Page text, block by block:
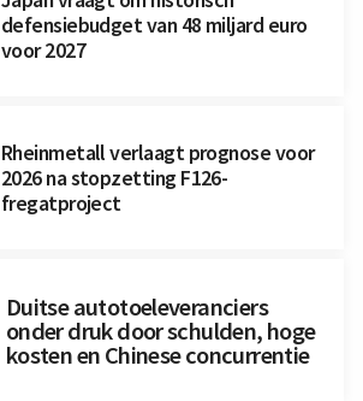
defensiebudget van 48 miljard euro
voor 2027
Rheinmetall verlaagt prognose voor
2026 na stopzetting F126-
fregatproject
Duitse autotoeleveranciers
onder druk door schulden, hoge
kosten en Chinese concurrentie